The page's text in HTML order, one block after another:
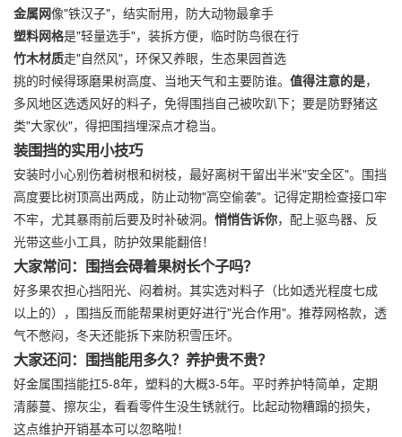
金属网像"铁汉子"，结实耐用，防大动物最拿手
塑料网格是"轻量选手"，装拆方便，临时防鸟很在行
竹木材质走"自然风"，环保又养眼，生态果园首选
挑的时候得琢磨果树高度、当地天气和主要防谁。 值得注意的是，
多风地区选透风好的料子，免得围挡自己被吹趴下；要是防野猪这
类"大家伙"，得把围挡埋深点才稳当。
装围挡的实用小技巧
安装时小心别伤着树根和树枝，最好离树干留出半米"安全区"。围挡
高度要比树顶高出两成，防止动物"高空偷袭"。记得定期检查接口牢
不牢，尤其暴雨前后要及时补破洞。 悄悄告诉你，配上驱鸟器、反
光带这些小工具，防护效果能翻倍！
大家常问：围挡会碍着果树长个子吗？
好多果农担心挡阳光、闷着树。其实选对料子（比如透光程度七成
以上的），围挡反而能帮果树更好进行"光合作用"。推荐网格款，透
气不憋闷，冬天还能拆下来防积雪压坏。
大家还问：围挡能用多久？养护贵不贵？
好金属围挡能扛5-8年，塑料的大概3-5年。平时养护特简单，定期
清藤蔓、擦灰尘，看看零件生没生锈就行。比起动物糟蹋的损失，
这点维护开销基本可以忽略啦！